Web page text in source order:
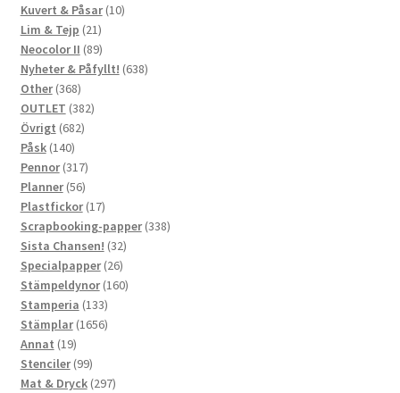
produkter
Kuvert & Påsar 1010
Lim & Tejp 2121
produkter
Neocolor II 8989
produkter
Nyheter & Påfyllt! 638638
Other 368368
produkter
OUTLET 382382
Övrigt 682682
Påsk 140140
produkter
Pennor 317317
produkter
Planner 5656
produkter
Plastfickor 1717
produkter
Scrapbooking-papper 338338
Sista Chansen! 3232
produkter
Specialpapper 2626
produkter
Stämpeldynor 160160
Stamperia 133133
produkter
Stämplar 16561656
Annat 1919
produkter
Stenciler 9999
produkter
Mat & Dryck 297297